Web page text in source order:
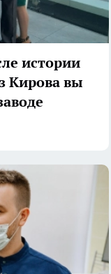
истории
Кирова вы